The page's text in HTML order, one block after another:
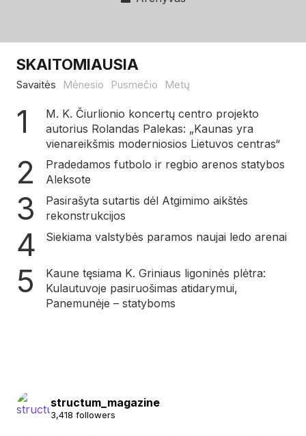
SKAITOMIAUSIA
Savaitės Mėnesio Pusmečio Metų
M. K. Čiurlionio koncertų centro projekto
autorius Rolandas Palekas: „Kaunas yra
vienareikšmis moderniosios Lietuvos centras“
Pradedamos futbolo ir regbio arenos statybos
Aleksote
Pasirašyta sutartis dėl Atgimimo aikštės
rekonstrukcijos
Siekiama valstybės paramos naujai ledo arenai
Kaune tęsiama K. Griniaus ligoninės plėtra:
Kulautuvoje pasiruošimas atidarymui,
Panemunėje – statyboms
structum_magazine
3,418 followers